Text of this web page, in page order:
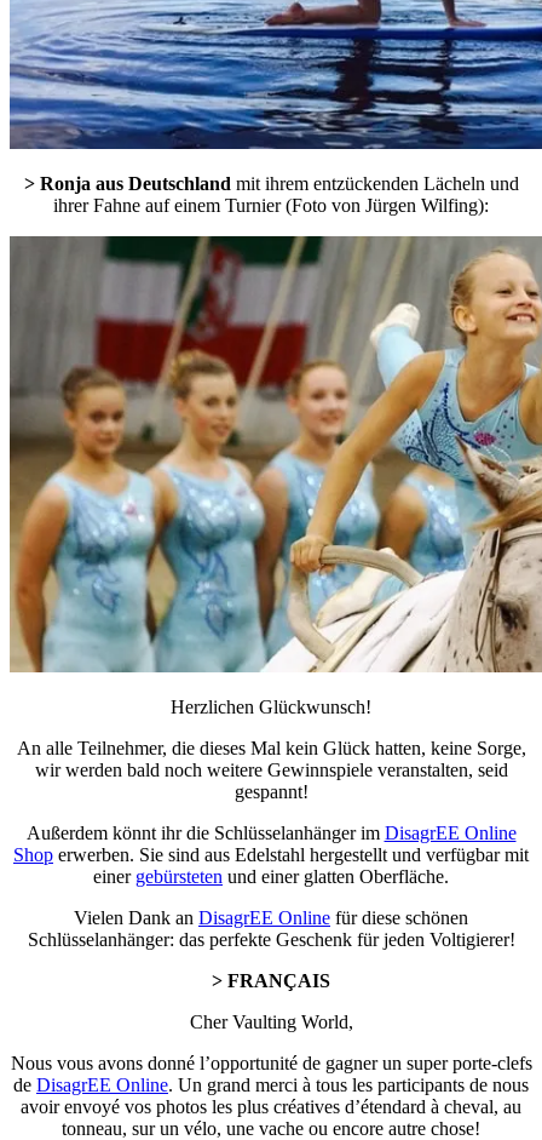
> Ronja aus Deutschland mit ihrem entzückenden Lächeln und
ihrer Fahne auf einem Turnier (Foto von Jürgen Wilfing):
Herzlichen Glückwunsch!
An alle Teilnehmer, die dieses Mal kein Glück hatten, keine Sorge,
wir werden bald noch weitere Gewinnspiele veranstalten, seid
gespannt!
Außerdem könnt ihr die Schlüsselanhänger im DisagrEE Online
Shop erwerben. Sie sind aus Edelstahl hergestellt und verfügbar mit
einer gebürsteten und einer glatten Oberfläche.
Vielen Dank an DisagrEE Online für diese schönen
Schlüsselanhänger: das perfekte Geschenk für jeden Voltigierer!
> FRANÇAIS
Cher Vaulting World,
Nous vous avons donné l’opportunité de gagner un super porte-clefs
de DisagrEE Online. Un grand merci à tous les participants de nous
avoir envoyé vos photos les plus créatives d’étendard à cheval, au
tonneau, sur un vélo, une vache ou encore autre chose!